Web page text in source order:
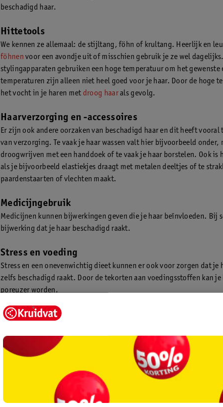
beschadigd haar.
Hittetools
We kennen ze allemaal: de stijltang, föhn of krultang. Heerlijk en
föhnen voor een avondje uit of misschien gebruik je ze wel
stylingapparaten gebruiken een hoge temperatuur om het
temperaturen zijn alleen niet heel goed voor je haar. Door de hoge
het vocht in je haren met droog haarals gevolg.
Haarverzorging en -accessoires
Er zijn ook andere oorzaken van beschadigd haar en dit heeft vooral
van verzorging. Te vaak je haar wassen valt hier bijvoorbeeld onder,
droogwrijven met een handdoek of te vaak je haar borstelen. Ook is
als je bijvoorbeeld elastiekjes draagt met metalen deeltjes of te
paardenstaarten of vlechten maakt.
Medicijngebruik
Medicijnen kunnen bijwerkingen geven die je haar beïnvloeden. Bij
bijwerking dat je haar beschadigd raakt.
Stress en voeding
Stress en een onevenwichtig dieet kunnen er ook voor zorgen dat je
zelfs beschadigd raakt. Door de tekorten aan voedingsstoffen kan je
poreuzer worden.
Hoe ziet beschadigd haar eruit?
voor je op een rijtje gezet:
Afgebroken haren
Verfkleur vervaagt snel of de kleur valt anders uit